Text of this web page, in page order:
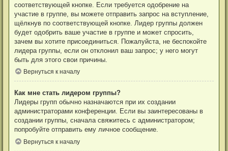
соответствующей кнопке. Если требуется одобрение на
участие в группе, вы можете отправить запрос на вступление,
щёлкнув по соответствующей кнопке. Лидер группы должен
будет одобрить ваше участие в группе и может спросить,
зачем вы хотите присоединиться. Пожалуйста, не беспокойте
лидера группы, если он отклонил ваш запрос; у него могут
быть для этого свои причины.
Вернуться к началу
Как мне стать лидером группы?
Лидеры групп обычно назначаются при их создании
администраторами конференции. Если вы заинтересованы в
создании группы, сначала свяжитесь с администратором;
попробуйте отправить ему личное сообщение.
Вернуться к началу